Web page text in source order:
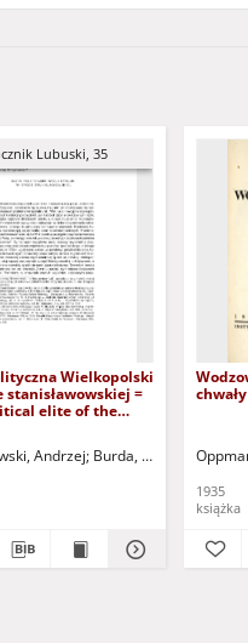
Lubuski, 35
Wielkopolski
stanisławowskiej =
elite of the
Andrzej Burda, Bogumiła - red.
1935
książka